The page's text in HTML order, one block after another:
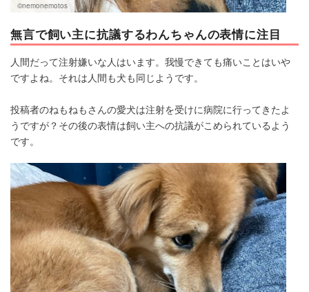
©nemonemotos
無言で飼い主に抗議するわんちゃんの表情に注目
人間だって注射嫌いな人はいます。我慢できても痛いことはいや
ですよね。それは人間も犬も同じようです。
投稿者のねもねもさんの愛犬は注射を受けに病院に行ってきたよ
うですが？その後の表情は飼い主への抗議がこめられているよう
です。